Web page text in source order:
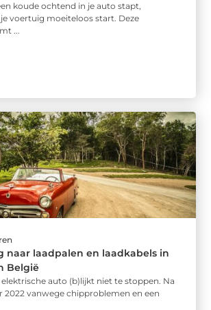
koude ochtend in je auto stapt,
voertuig moeiteloos start. Deze
...
naar laadpalen en laadkabels in
België
auto (b)lijkt niet te stoppen. Na
2022 vanwege chipproblemen en een